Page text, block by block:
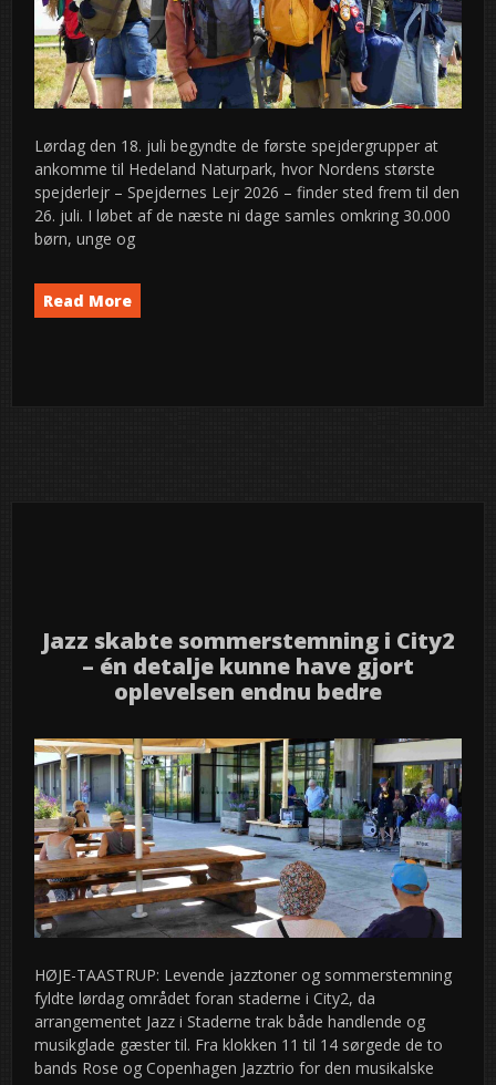
Lørdag den 18. juli begyndte de første spejdergrupper at
ankomme til Hedeland Naturpark, hvor Nordens største
spejderlejr – Spejdernes Lejr 2026 – finder sted frem til den
26. juli. I løbet af de næste ni dage samles omkring 30.000
børn, unge og
Read More
Jazz skabte sommerstemning i City2
– én detalje kunne have gjort
oplevelsen endnu bedre
HØJE-TAASTRUP: Levende jazztoner og sommerstemning
fyldte lørdag området foran staderne i City2, da
arrangementet Jazz i Staderne trak både handlende og
musikglade gæster til. Fra klokken 11 til 14 sørgede de to
bands Rose og Copenhagen Jazztrio for den musikalske